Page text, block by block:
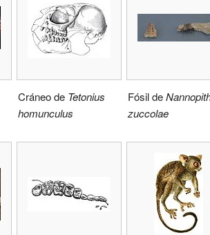
Cráneo de Tetonius
homunculus
Fósil de
zuccolae